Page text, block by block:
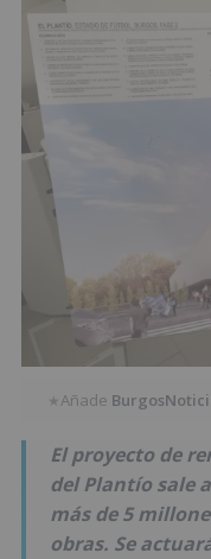
★Añade
El proyecto de
del Plantío sale
más de 5
obras. Se